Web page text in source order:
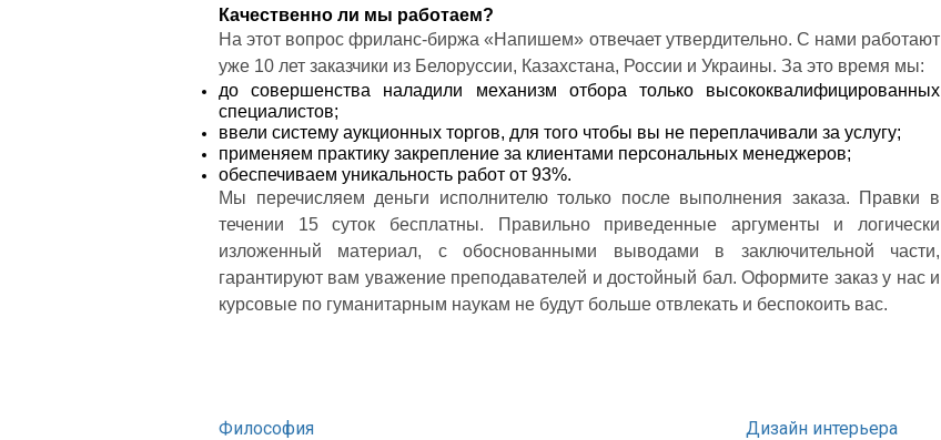
Качественно ли мы работаем?
На этот вопрос фриланс-биржа «Напишем» отвечает утвердительно. С нами работают
уже 10 лет заказчики из Белоруссии, Казахстана, России и Украины. За это время мы:
до совершенства наладили механизм отбора только высококвалифицированных
специалистов;
ввели систему аукционных торгов, для того чтобы вы не переплачивали за услугу;
применяем практику закрепление за клиентами персональных менеджеров;
обеспечиваем уникальность работ от 93%.
Мы перечисляем деньги исполнителю только после выполнения заказа. Правки в
течении 15 суток бесплатны. Правильно приведенные аргументы и логически
изложенный материал, с обоснованными выводами в заключительной части,
гарантируют вам уважение преподавателей и достойный бал. Оформите заказ у нас и
курсовые по гуманитарным наукам не будут больше отвлекать и беспокоить вас.
Философия
Дизайн интерьера